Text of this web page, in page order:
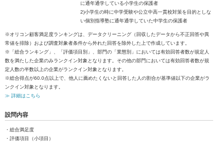
に通年通学している小学生の保護者
2)小学生の時に中学受験や公立中高一貫校対策を目的としな
い個別指導塾に通年通学していた中学生の保護者
※オリコン顧客満足度ランキングは、データクリーニング（回収したデータから不正回答や異
常値を排除）および調査対象者条件から外れた回答を除外した上で作成しています。
※「総合ランキング」、「評価項目別」、部門の「業態別」においては有効回答者数が規定人
数を満たした企業のみランクイン対象となります。その他の部門においては有効回答者数が規
定人数の半数以上の企業がランクイン対象となります。
※総合得点が60.0点以上で、他人に薦めたくないと回答した人の割合が基準値以下の企業がラ
ンクイン対象となります。
≫ 詳細はこちら
設問内容
・総合満足度
・評価項目（小項目）